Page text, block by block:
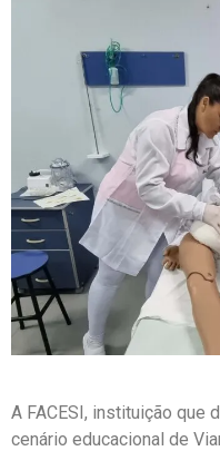
A FACESI, instituição que
cenário educacional de